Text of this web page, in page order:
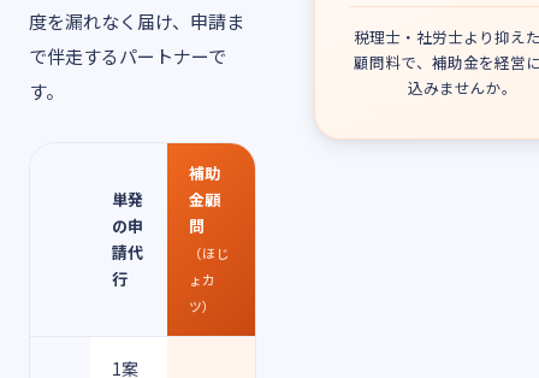
度を漏れなく届け、申請ま
で伴走するパートナーで
す。
単発
の申
請代
行
補助
金顧
問
（ほじ
ょカ
ツ）
1案
税理士・社労士より抑え
顧問料で、補助金を経営
込みませんか。